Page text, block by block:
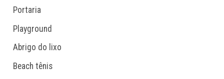
Portaria
Playground
Abrigo do lixo
Beach tênis